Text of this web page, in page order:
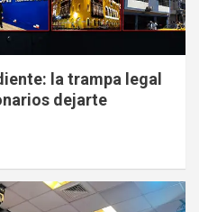
la trampa legal
dejarte